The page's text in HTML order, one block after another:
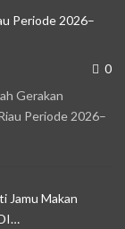
Periode 2026–
0
Gerakan
Periode 2026–
Jamu Makan